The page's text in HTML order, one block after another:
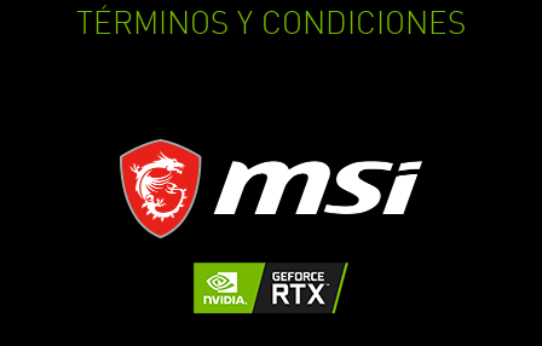
TÉRMINOS Y CONDICIONES